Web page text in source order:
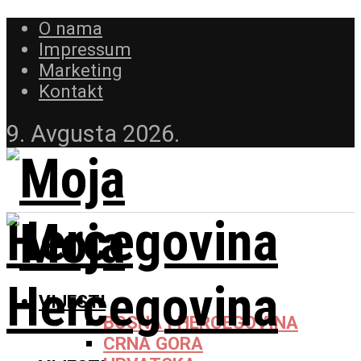
O nama
Impressum
Marketing
Kontakt
9. Avgusta 2026.
VIJESTI
BOSNA I HERCEGOVINA
CRNA GORA